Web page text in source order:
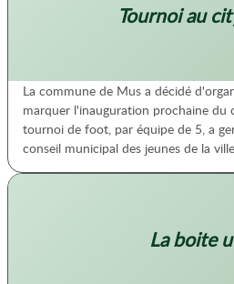
Tournoi au
La commune de Mus a décidé
marquer l'inauguration prochaine du
tournoi de foot, par équipe de 5, a
conseil municipal des jeunes de la
La boite